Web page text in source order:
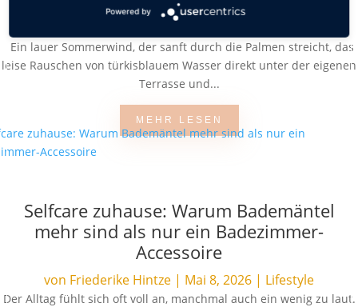
Ein lauer Sommerwind, der sanft durch die Palmen streicht, das
leise Rauschen von türkisblauem Wasser direkt unter der eigenen
Terrasse und...
MEHR LESEN
Selfcare zuhause: Warum Bademäntel
mehr sind als nur ein Badezimmer-
Accessoire
von Friederike Hintze | Mai 8, 2026 | Lifestyle
Der Alltag fühlt sich oft voll an, manchmal auch ein wenig zu laut.
Powered by